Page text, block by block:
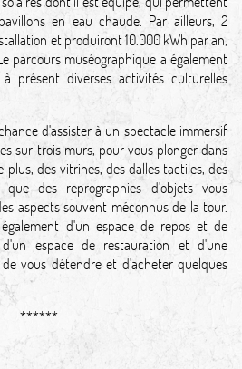
en eau chaude. Par ailleurs, 2
et produiront 10.000 kWh par an,
parcours muséographique a également
présent diverses activités culturelles
d'assister à un spectacle immersif
sur trois murs, pour vous plonger dans
des vitrines, des dalles tactiles, des
des reprographies d'objets vous
aspects souvent méconnus de la tour.
d'un espace de repos et de
espace de restauration et d'une
vous détendre et d'acheter quelques
******